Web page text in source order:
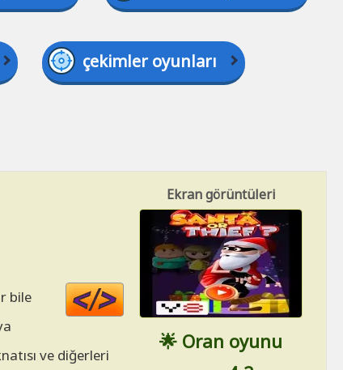
çekimler oyunları
Ekran görüntüleri
🌟 Oran oyunu
HTML
bile
ve diğerleri